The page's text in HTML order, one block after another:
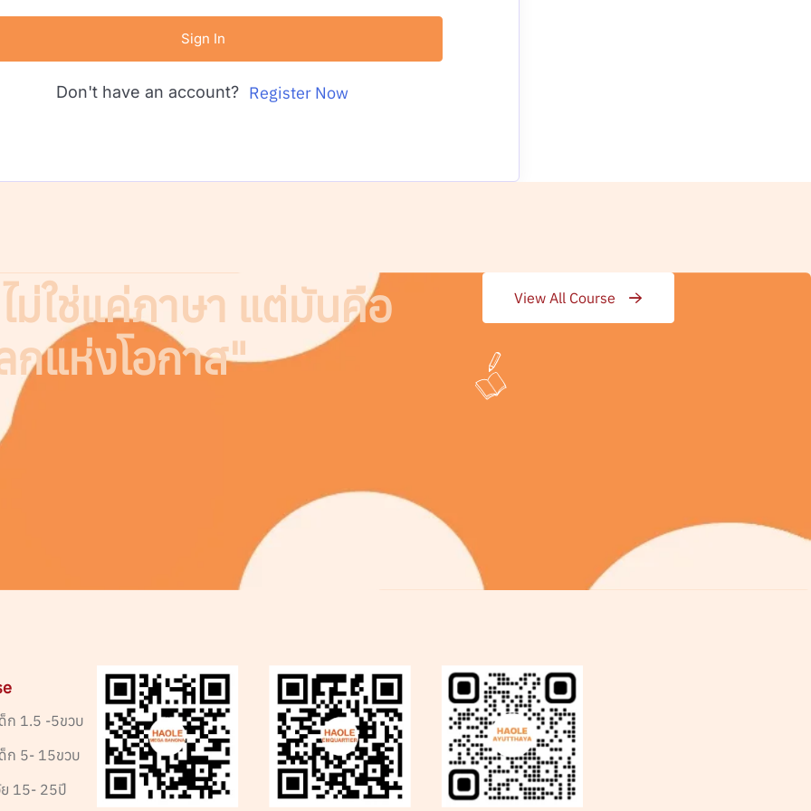
Sign In
Don't have an account? Register Now
ม่ใช่แค่ภาษา แต่มันคือ
แห่งโอกาส"
View All Course
ก 1.5 -5ขวบ
ก 5- 15ขวบ
15- 25ปี